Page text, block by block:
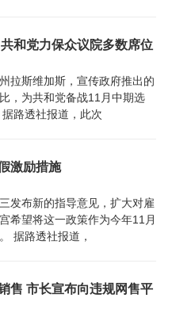
和党力保众议院多数席位
拉斯维加斯，宣传政府推出的
，为共和党备战11月中期选
路透社报道，此次
激励措施
发布新的指导意见，扩大对雇
希望将这一政策作为今年11月
据路透社报道，
售 市长宣布向违规网售平